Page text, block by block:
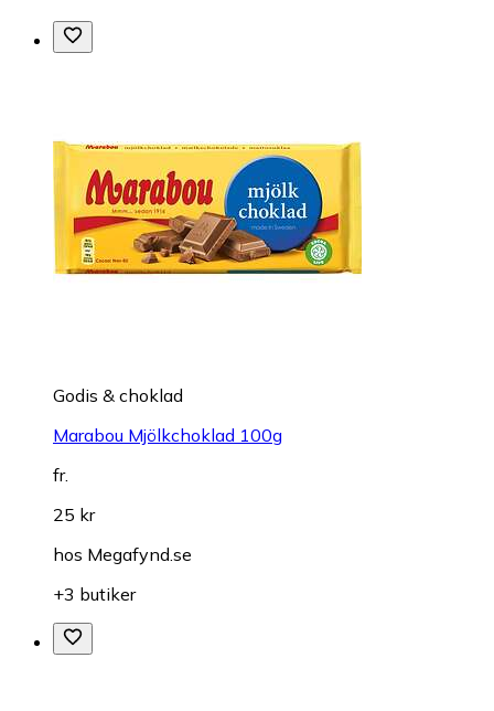
Godis & choklad
Marabou Mjölkchoklad 100g
fr.
25 kr
hos Megafynd.se
+3 butiker